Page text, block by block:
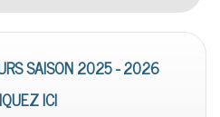
SAISON 2025 - 2026
ICI